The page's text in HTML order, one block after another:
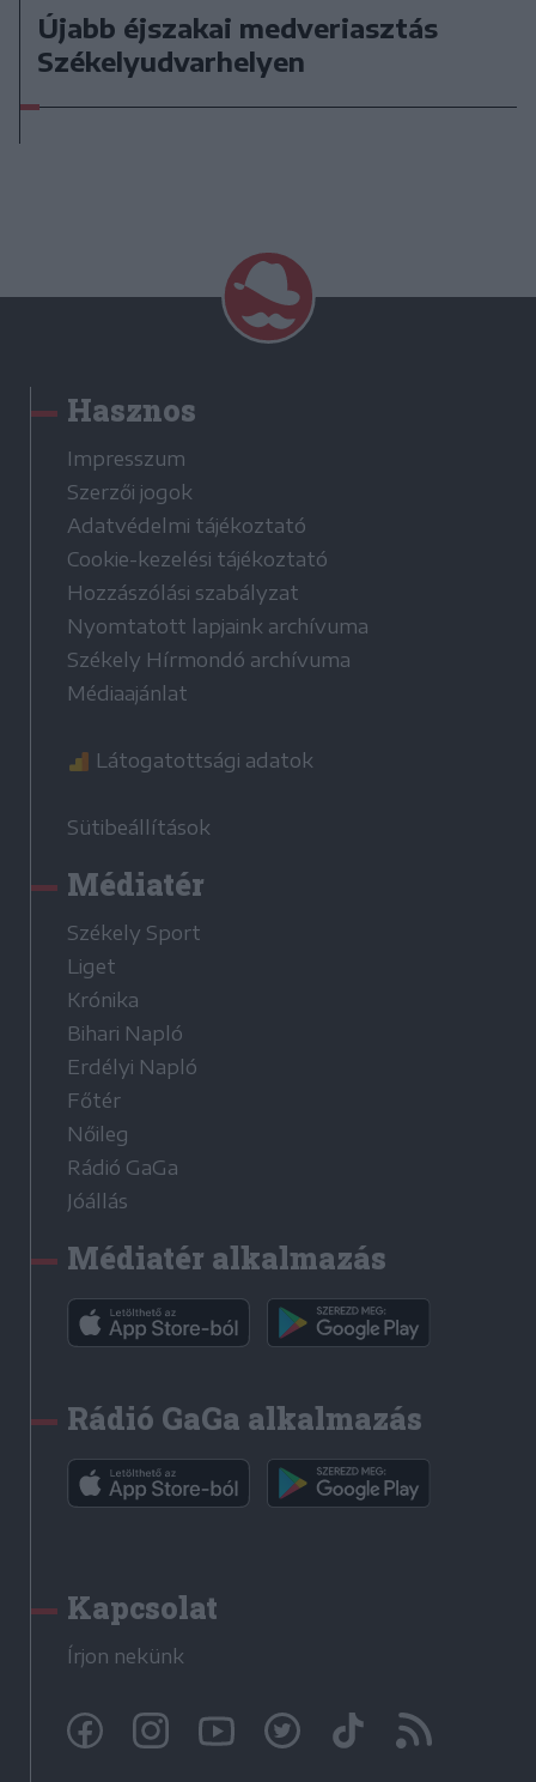
Újabb éjszakai medveriasztás
Székelyudvarhelyen
Hasznos
Impresszum
Szerzői jogok
Adatvédelmi tájékoztató
Cookie-kezelési tájékoztató
Hozzászólási szabályzat
Nyomtatott lapjaink archívuma
Székely Hírmondó archívuma
Médiaajánlat
Látogatottsági adatok
Sütibeállítások
Médiatér
Székely Sport
Liget
Krónika
Bihari Napló
Erdélyi Napló
Főtér
Nőileg
Rádió GaGa
Jóállás
Médiatér alkalmazás
Rádió GaGa alkalmazás
Kapcsolat
Írjon nekünk